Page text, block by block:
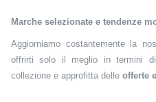
Marche selezionate e tendenze
Aggiorniamo costantemente la
offrirti solo il meglio in termini
collezione e approfitta delle offerte